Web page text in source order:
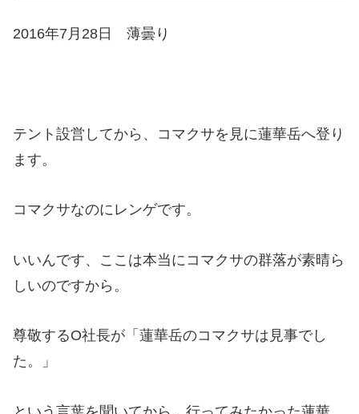
2016年7月28日 薄曇り
テント設営してから、コマクサを見に蓮華岳へ登り
ます。
コマクサなのにレンゲです。
いいんです、ここは本当にコマクサの群落が素晴ら
しいのですから。
尊敬するO社長が「蓮華岳のコマクサは見事でし
た。」